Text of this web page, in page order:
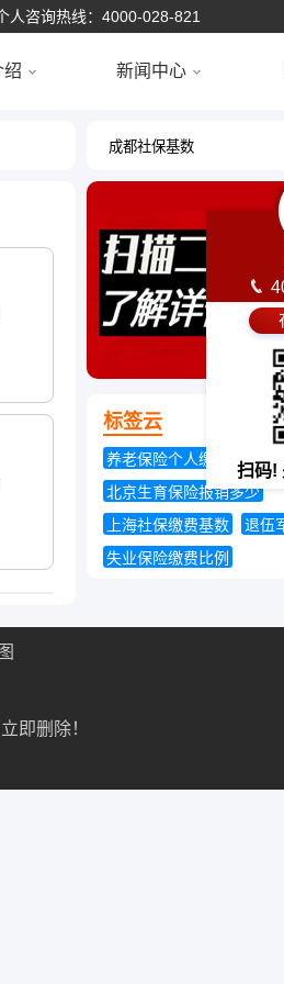
人咨询热线：4000-028-821
绍 新闻中心
标签云
养老保险个人缴费比例
北京生育保险报销多少
上海社保缴费基数
退伍
失业保险缴费比例
即删除！
扫码!